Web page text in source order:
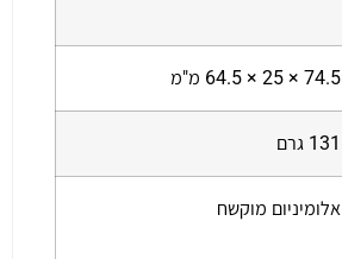
74.5 × 25 × 64.5 מ"מ
131 גרם
אלומיניום מוקשח